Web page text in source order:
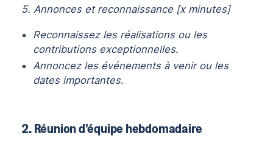
5. Annonces et reconnaissance [x minutes]
Reconnaissez les réalisations ou les
contributions exceptionnelles.
Annoncez les événements à venir ou les
dates importantes.
2. Réunion d'équipe hebdomadaire